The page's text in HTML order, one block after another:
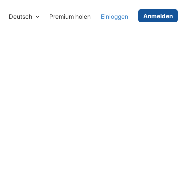
Deutsch Premium holen Einloggen Anmelden